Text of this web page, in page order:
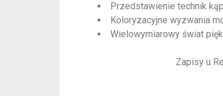
Przedstawienie technik
Koloryzacyjne wyzwania
Wielowymiarowy świat
Zapisy u